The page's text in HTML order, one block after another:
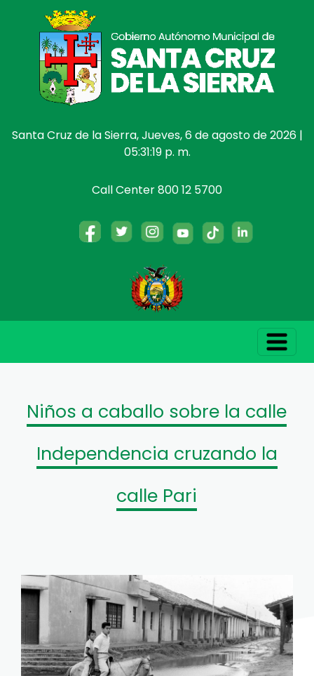
Santa Cruz de la Sierra, Jueves, 6 de agosto de 2026 |
05:31:19 p. m.
Call Center 800 12 5700
Niños a caballo sobre la calle
Independencia cruzando la
calle Pari